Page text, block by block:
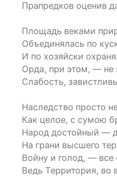
Прапредков оценив
Площадь веками
Объединялась по
И по хозяйски
Орда, при этом, — не
Слабость,
Наследство просто
Как целое, с сумою
Народ достойный —
На грани высшего
Войну и голод, — все
Ведь Территория,